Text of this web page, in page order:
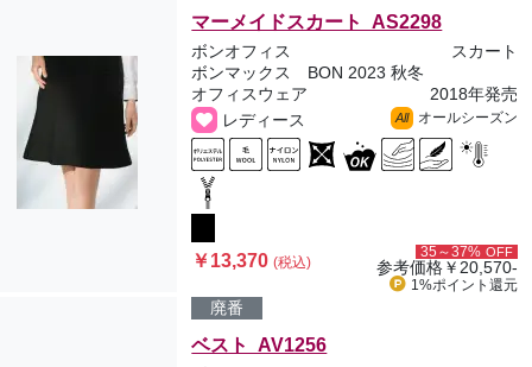
マーメイドスカート AS2298
ボンオフィス
スカート
ボンマックス BON 2023 秋冬
オフィスウェア
2018年発売
レディース
All オールシーズン
￥13,370(税込)
35～37% OFF
参考価格￥20,570-
1%ポイント 還元
廃番
ベスト AV1256